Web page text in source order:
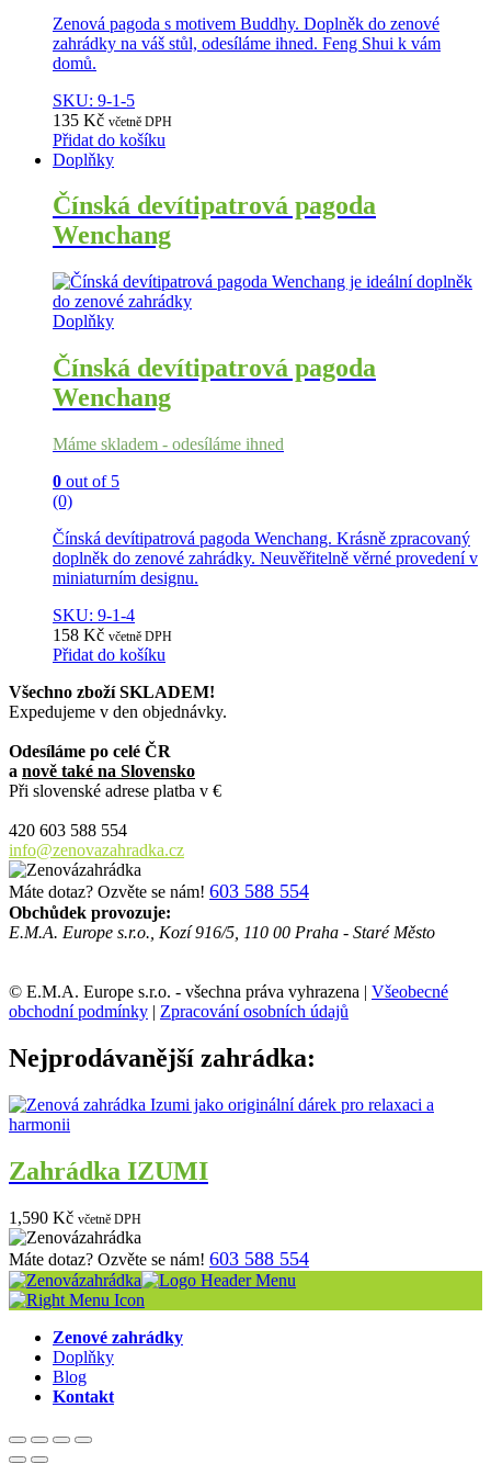
Zenová pagoda s motivem Buddhy. Doplněk do zenové
zahrádky na váš stůl, odesíláme ihned. Feng Shui k vám
domů.
SKU: 9-1-5
135 Kč včetně DPH
Přidat do košíku
Doplňky
Čínská devítipatrová pagoda
Wenchang
Doplňky
Čínská devítipatrová pagoda
Wenchang
Máme skladem - odesíláme ihned
0 out of 5
(0)
Čínská devítipatrová pagoda Wenchang. Krásně zpracovaný
doplněk do zenové zahrádky. Neuvěřitelně věrné provedení v
miniaturním designu.
SKU: 9-1-4
158 Kč včetně DPH
Přidat do košíku
Všechno zboží SKLADEM!
Expedujeme v den objednávky.
Odesíláme po celé ČR
a nově také na Slovensko
Při slovenské adrese platba v €
420 603 588 554
info@zenovazahradka.cz
Máte dotaz? Ozvěte se nám! 603 588 554
Obchůdek provozuje:
E.M.A. Europe s.r.o., Kozí 916/5, 110 00 Praha - Staré Město
© E.M.A. Europe s.r.o. - všechna práva vyhrazena | Všeobecné
obchodní podmínky | Zpracování osobních údajů
Nejprodávanější zahrádka:
Zahrádka IZUMI
1,590 Kč včetně DPH
Máte dotaz? Ozvěte se nám! 603 588 554
Zenové zahrádky
Doplňky
Blog
Kontakt